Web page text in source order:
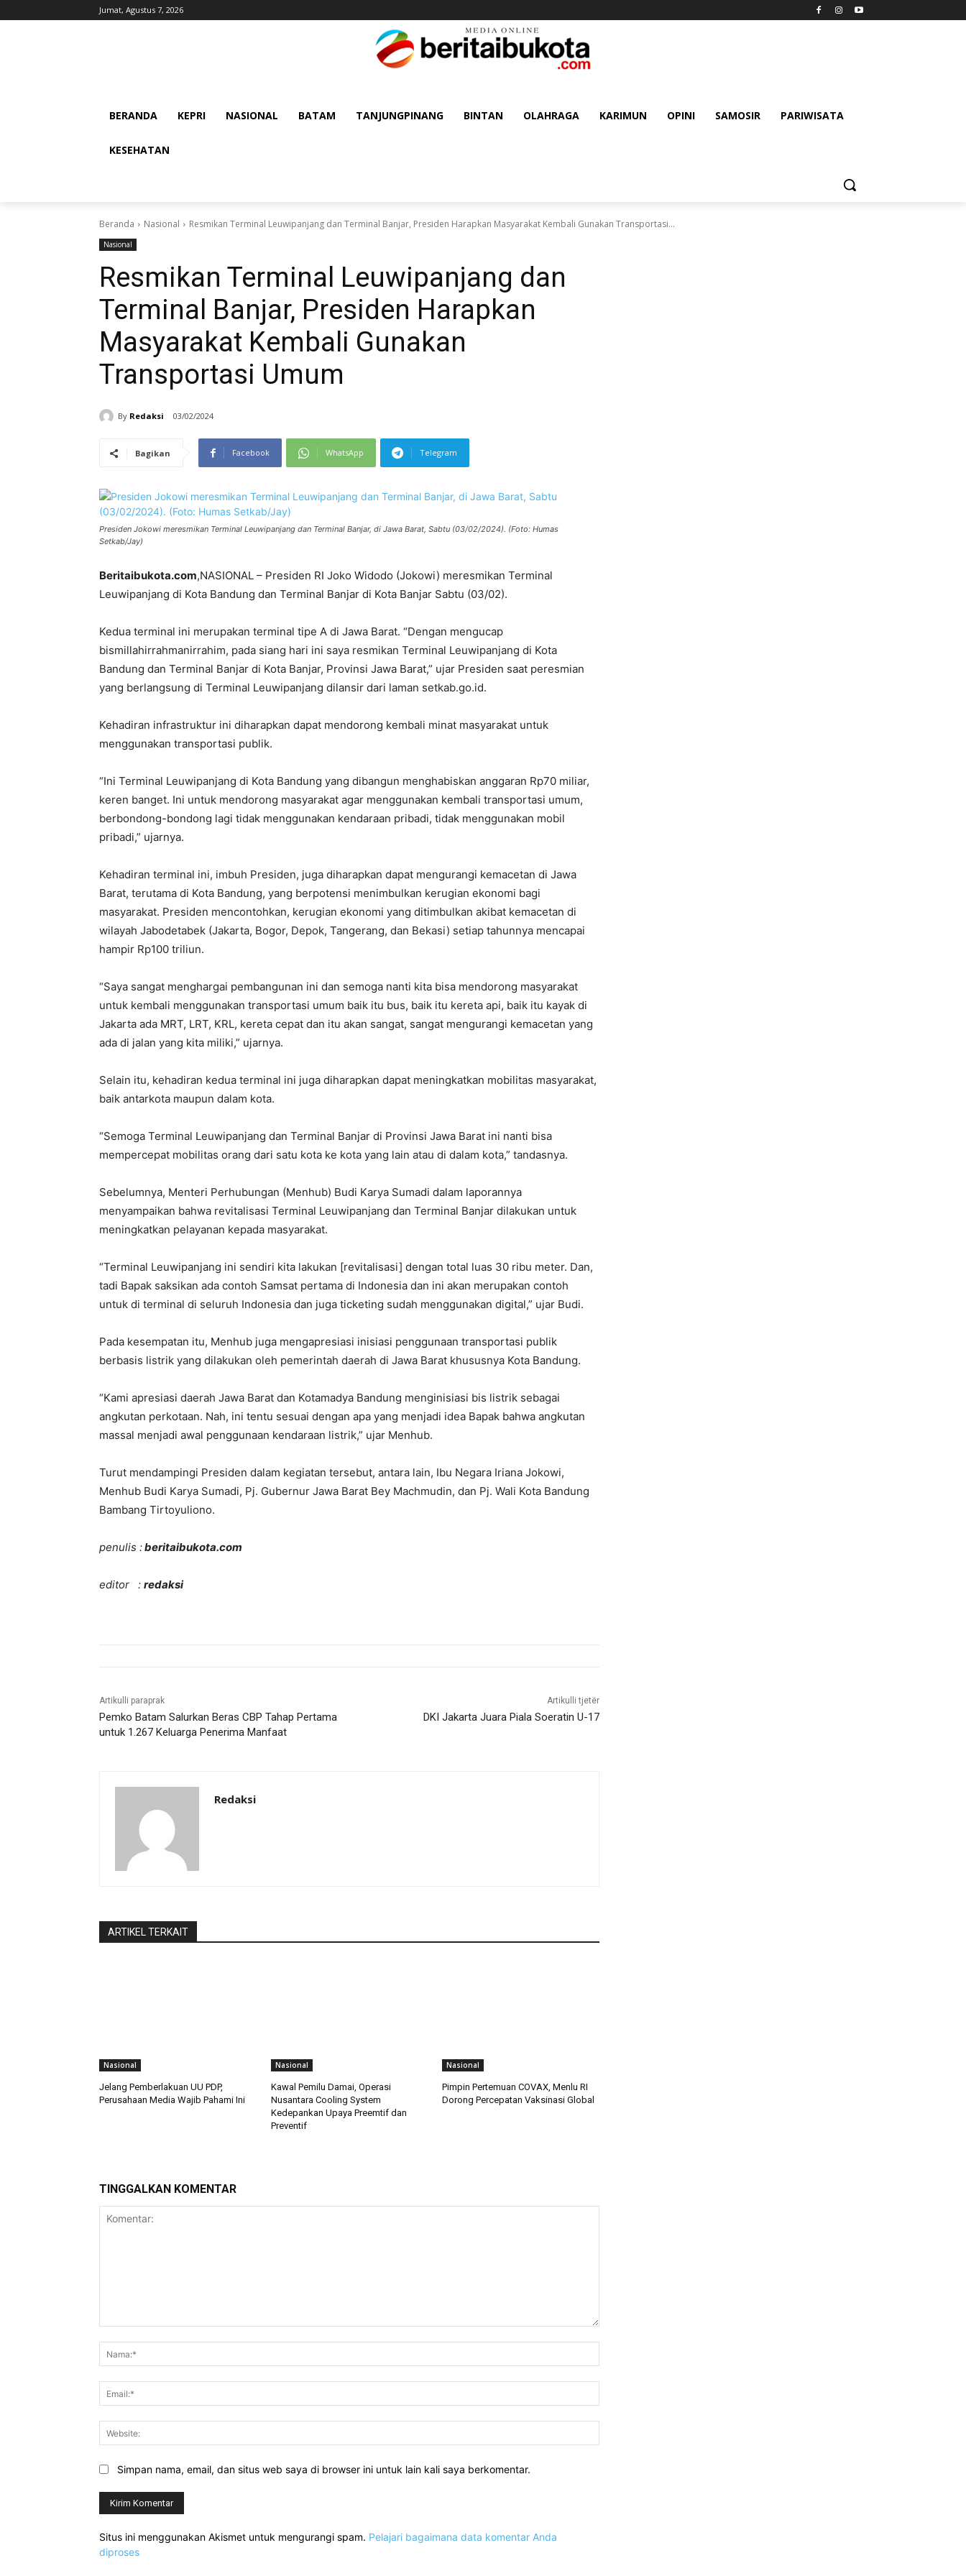
Jumat, Agustus 7, 2026
BERANDA KEPRI NASIONAL BATAM TANJUNGPINANG BINTAN OLAHRAGA KARIMUN OPINI SAMOSIR PARIWISATA
KESEHATAN
Beranda Nasional Resmikan Terminal Leuwipanjang dan Terminal Banjar, Presiden Harapkan Masyarakat Kembali Gunakan Transportasi...
Nasional
Resmikan Terminal Leuwipanjang dan
Terminal Banjar, Presiden Harapkan
Masyarakat Kembali Gunakan
Transportasi Umum
By Redaksi 03/02/2024
Bagikan Facebook WhatsApp Telegram
Presiden Jokowi meresmikan Terminal Leuwipanjang dan Terminal Banjar, di Jawa Barat, Sabtu (03/02/2024). (Foto: Humas
Setkab/Jay)
Beritaibukota.com,NASIONAL – Presiden RI Joko Widodo (Jokowi) meresmikan Terminal
Leuwipanjang di Kota Bandung dan Terminal Banjar di Kota Banjar Sabtu (03/02).
Kedua terminal ini merupakan terminal tipe A di Jawa Barat. “Dengan mengucap
bismillahirrahmanirrahim, pada siang hari ini saya resmikan Terminal Leuwipanjang di Kota
Bandung dan Terminal Banjar di Kota Banjar, Provinsi Jawa Barat,” ujar Presiden saat peresmian
yang berlangsung di Terminal Leuwipanjang dilansir dari laman setkab.go.id.
Kehadiran infrastruktur ini diharapkan dapat mendorong kembali minat masyarakat untuk
menggunakan transportasi publik.
“Ini Terminal Leuwipanjang di Kota Bandung yang dibangun menghabiskan anggaran Rp70 miliar,
keren banget. Ini untuk mendorong masyarakat agar menggunakan kembali transportasi umum,
berbondong-bondong lagi tidak menggunakan kendaraan pribadi, tidak menggunakan mobil
pribadi,” ujarnya.
Kehadiran terminal ini, imbuh Presiden, juga diharapkan dapat mengurangi kemacetan di Jawa
Barat, terutama di Kota Bandung, yang berpotensi menimbulkan kerugian ekonomi bagi
masyarakat. Presiden mencontohkan, kerugian ekonomi yang ditimbulkan akibat kemacetan di
wilayah Jabodetabek (Jakarta, Bogor, Depok, Tangerang, dan Bekasi) setiap tahunnya mencapai
hampir Rp100 triliun.
“Saya sangat menghargai pembangunan ini dan semoga nanti kita bisa mendorong masyarakat
untuk kembali menggunakan transportasi umum baik itu bus, baik itu kereta api, baik itu kayak di
Jakarta ada MRT, LRT, KRL, kereta cepat dan itu akan sangat, sangat mengurangi kemacetan yang
ada di jalan yang kita miliki,” ujarnya.
Selain itu, kehadiran kedua terminal ini juga diharapkan dapat meningkatkan mobilitas masyarakat,
baik antarkota maupun dalam kota.
“Semoga Terminal Leuwipanjang dan Terminal Banjar di Provinsi Jawa Barat ini nanti bisa
mempercepat mobilitas orang dari satu kota ke kota yang lain atau di dalam kota,” tandasnya.
Sebelumnya, Menteri Perhubungan (Menhub) Budi Karya Sumadi dalam laporannya
menyampaikan bahwa revitalisasi Terminal Leuwipanjang dan Terminal Banjar dilakukan untuk
meningkatkan pelayanan kepada masyarakat.
“Terminal Leuwipanjang ini sendiri kita lakukan [revitalisasi] dengan total luas 30 ribu meter. Dan,
tadi Bapak saksikan ada contoh Samsat pertama di Indonesia dan ini akan merupakan contoh
untuk di terminal di seluruh Indonesia dan juga ticketing sudah menggunakan digital,” ujar Budi.
Pada kesempatan itu, Menhub juga mengapresiasi inisiasi penggunaan transportasi publik
berbasis listrik yang dilakukan oleh pemerintah daerah di Jawa Barat khususnya Kota Bandung.
“Kami apresiasi daerah Jawa Barat dan Kotamadya Bandung menginisiasi bis listrik sebagai
angkutan perkotaan. Nah, ini tentu sesuai dengan apa yang menjadi idea Bapak bahwa angkutan
massal menjadi awal penggunaan kendaraan listrik,” ujar Menhub.
Turut mendampingi Presiden dalam kegiatan tersebut, antara lain, Ibu Negara Iriana Jokowi,
Menhub Budi Karya Sumadi, Pj. Gubernur Jawa Barat Bey Machmudin, dan Pj. Wali Kota Bandung
Bambang Tirtoyuliono.
penulis :beritaibukota.com
editor : redaksi
Artikulli paraprak
Pemko Batam Salurkan Beras CBP Tahap Pertama
untuk 1.267 Keluarga Penerima Manfaat
Artikulli tjetër
DKI Jakarta Juara Piala Soeratin U-17
Redaksi
ARTIKEL TERKAIT
Nasional
Jelang Pemberlakuan UU PDP,
Perusahaan Media Wajib Pahami Ini
Nasional
Kawal Pemilu Damai, Operasi
Nusantara Cooling System
Kedepankan Upaya Preemtif dan
Preventif
Nasional
Pimpin Pertemuan COVAX, Menlu RI
Dorong Percepatan Vaksinasi Global
TINGGALKAN KOMENTAR
Simpan nama, email, dan situs web saya di browser ini untuk lain kali saya berkomentar.
Situs ini menggunakan Akismet untuk mengurangi spam. Pelajari bagaimana data komentar Anda
diproses